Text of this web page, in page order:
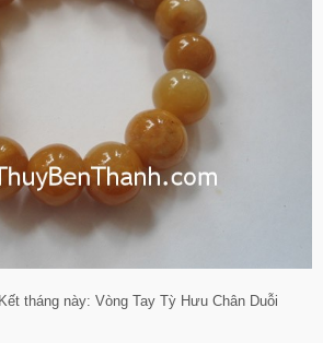
tháng này: Vòng Tay Tỳ Hưu Chân Duỗi